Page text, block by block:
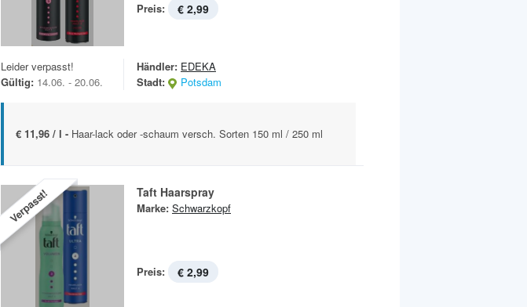
Preis: € 2,99
Leider verpasst!
Gültig: 14.06. - 20.06.
Händler: EDEKA
Stadt:
Potsdam
€ 11,96 / l - Haar-lack oder -schaum versch. Sorten 150 ml / 250 ml
Verpasst! Taft Haarspray
Marke: Schwarzkopf
Preis: € 2,99